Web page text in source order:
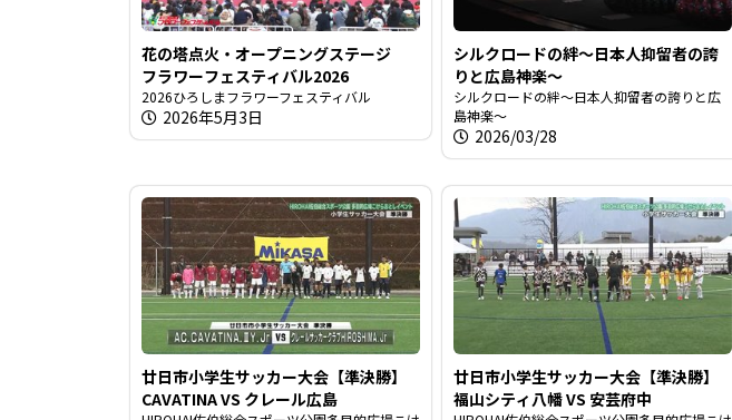
花の塔点火・オープニングステージ
フラワーフェスティバル2026
2026ひろしまフラワーフェスティバル
2026年5月3日
シルクロードの絆～日本人抑留者の誇
りと広島神楽～
シルクロードの絆～日本人抑留者の誇りと広
島神楽～
2026/03/28
廿日市小学生サッカー大会【準決勝】
CAVATINA VS クレール広島
廿日市小学生サッカー大会【準決勝】
福山シティ八幡 VS 安芸府中